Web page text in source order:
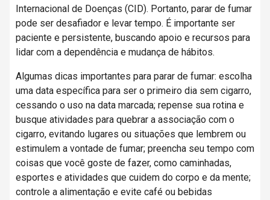
Internacional de Doenças (CID). Portanto, parar de fumar
pode ser desafiador e levar tempo. É importante ser
paciente e persistente, buscando apoio e recursos para
lidar com a dependência e mudança de hábitos.
Algumas dicas importantes para parar de fumar: escolha
uma data específica para ser o primeiro dia sem cigarro,
cessando o uso na data marcada; repense sua rotina e
busque atividades para quebrar a associação com o
cigarro, evitando lugares ou situações que lembrem ou
estimulem a vontade de fumar; preencha seu tempo com
coisas que você goste de fazer, como caminhadas,
esportes e atividades que cuidem do corpo e da mente;
controle a alimentação e evite café ou bebidas